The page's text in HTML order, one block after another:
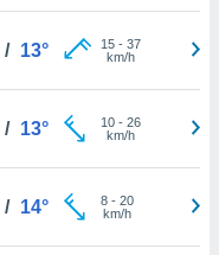
/ 13° 15- 37
km/h
/ 13° 10- 26
km/h
/ 14° 8- 20
km/h